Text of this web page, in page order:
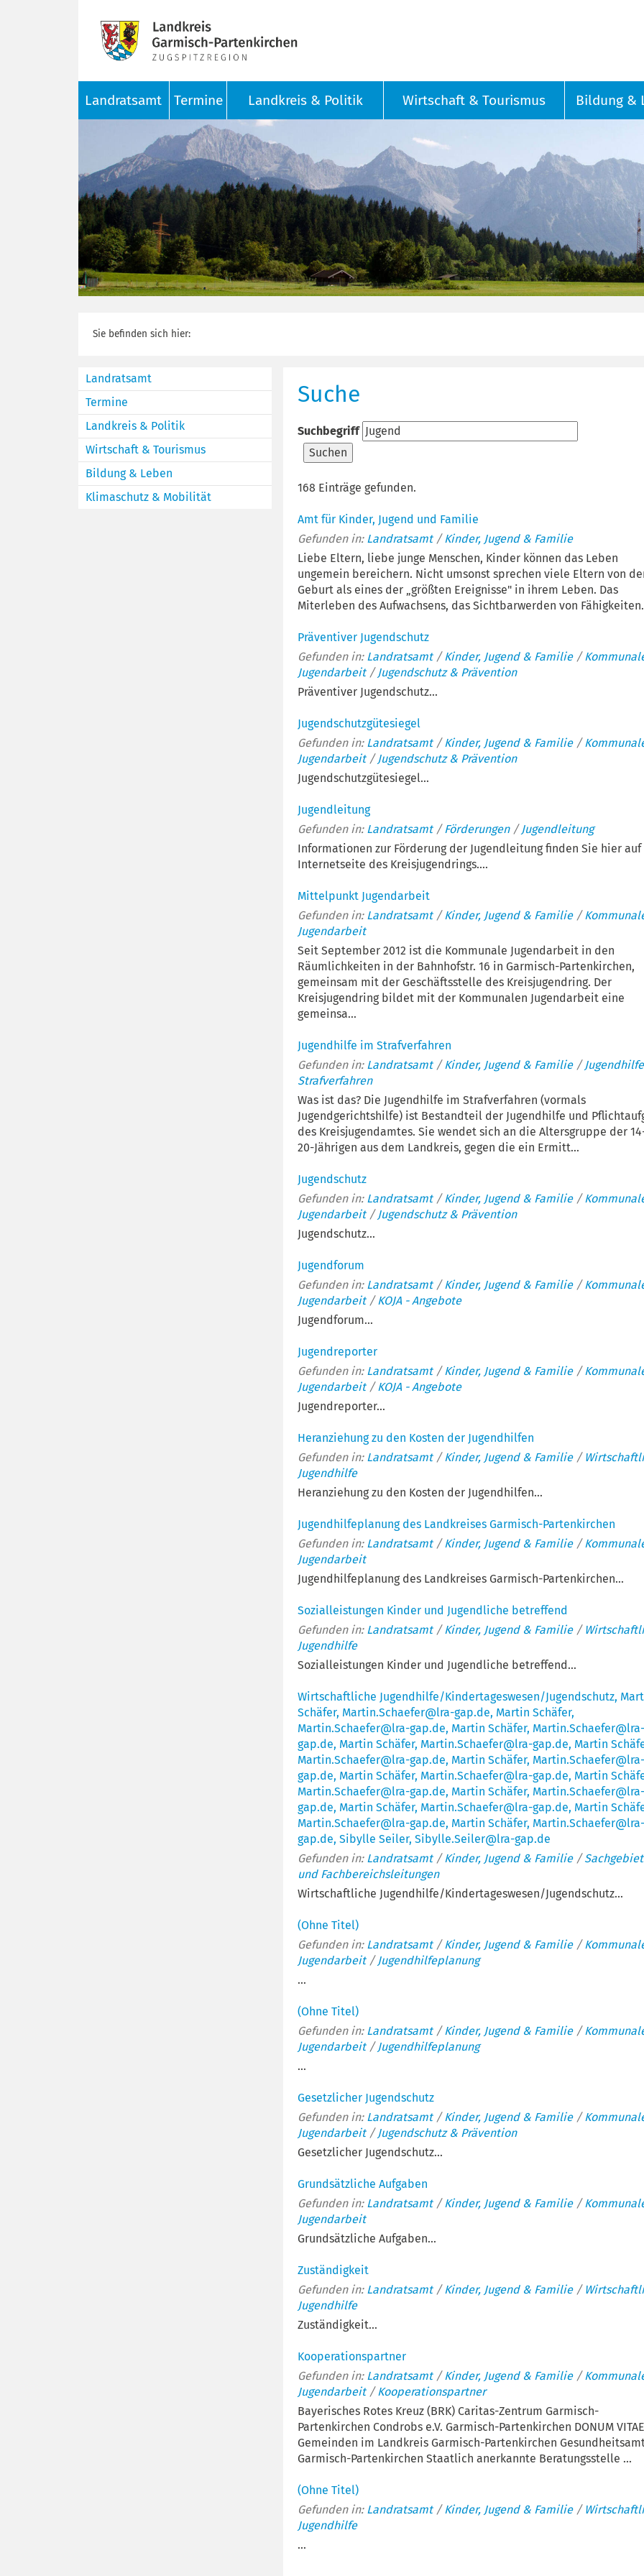
Landratsamt Termine Landkreis & Politik Wirtschaft & Tourismus Bildung &
Sie befinden sich hier:
Landratsamt
Termine
Landkreis & Politik
Wirtschaft & Tourismus
Bildung & Leben
Klimaschutz & Mobilität
Suche
Suchbegriff
Suchen
168 Einträge gefunden.
Amt für Kinder, Jugend und Familie
Gefunden in: Landratsamt/ Kinder, Jugend & Familie
Liebe Eltern, liebe junge Menschen, Kinder können das Leben
ungemein bereichern. Nicht umsonst sprechen viele Eltern von
Geburt als eines der „größten Ereignisse" in ihrem Leben. Das
Miterleben des Aufwachsens, das Sichtbarwerden von
Präventiver Jugendschutz
Gefunden in: Landratsamt/ Kinder, Jugend & Familie/
Jugendarbeit/ Jugendschutz & Prävention
Präventiver Jugendschutz...
Jugendschutzgütesiegel
Gefunden in: Landratsamt/ Kinder, Jugend & Familie/
Jugendarbeit/ Jugendschutz & Prävention
Jugendschutzgütesiegel...
Jugendleitung
Gefunden in: Landratsamt/ Förderungen/ Jugendleitung
Informationen zur Förderung der Jugendleitung finden Sie hier
Internetseite des Kreisjugendrings....
Mittelpunkt Jugendarbeit
Gefunden in: Landratsamt/ Kinder, Jugend & Familie/
Jugendarbeit
Seit September 2012 ist die Kommunale Jugendarbeit in den
Räumlichkeiten in der Bahnhofstr. 16 in Garmisch-Partenkirchen,
gemeinsam mit der Geschäftsstelle des Kreisjugendring. Der
Kreisjugendring bildet mit der Kommunalen Jugendarbeit eine
gemeinsa...
Jugendhilfe im Strafverfahren
Gefunden in: Landratsamt/ Kinder, Jugend & Familie/
Strafverfahren
Was ist das? Die Jugendhilfe im Strafverfahren (vormals
Jugendgerichtshilfe) ist Bestandteil der Jugendhilfe und
des Kreisjugendamtes. Sie wendet sich an die Altersgruppe der
20-Jährigen aus dem Landkreis, gegen die ein Ermitt...
Jugendschutz
Gefunden in: Landratsamt/ Kinder, Jugend & Familie/
Jugendarbeit/ Jugendschutz & Prävention
Jugendschutz...
Jugendforum
Gefunden in: Landratsamt/ Kinder, Jugend & Familie/
Jugendarbeit/ KOJA - Angebote
Jugendforum...
Jugendreporter
Gefunden in: Landratsamt/ Kinder, Jugend & Familie/
Jugendarbeit/ KOJA - Angebote
Jugendreporter...
Heranziehung zu den Kosten der Jugendhilfen
Gefunden in: Landratsamt/ Kinder, Jugend & Familie/
Jugendhilfe
Heranziehung zu den Kosten der Jugendhilfen...
Jugendhilfeplanung des Landkreises Garmisch-Partenkirchen
Gefunden in: Landratsamt/ Kinder, Jugend & Familie/
Jugendarbeit
Jugendhilfeplanung des Landkreises Garmisch-Partenkirchen...
Sozialleistungen Kinder und Jugendliche betreffend
Gefunden in: Landratsamt/ Kinder, Jugend & Familie/
Jugendhilfe
Sozialleistungen Kinder und Jugendliche betreffend...
Wirtschaftliche Jugendhilfe/Kindertageswesen/Jugendschutz,
Schäfer, Martin.Schaefer@lra-gap.de, Martin Schäfer,
Martin.Schaefer@lra-gap.de, Martin Schäfer, Martin.Schaefer@lra-
gap.de, Martin Schäfer, Martin.Schaefer@lra-gap.de, Martin
Martin.Schaefer@lra-gap.de, Martin Schäfer, Martin.Schaefer@lra-
gap.de, Martin Schäfer, Martin.Schaefer@lra-gap.de, Martin
Martin.Schaefer@lra-gap.de, Martin Schäfer, Martin.Schaefer@lra-
gap.de, Martin Schäfer, Martin.Schaefer@lra-gap.de, Martin
Martin.Schaefer@lra-gap.de, Martin Schäfer, Martin.Schaefer@lra-
gap.de, Sibylle Seiler, Sibylle.Seiler@lra-gap.de
Gefunden in: Landratsamt/ Kinder, Jugend & Familie/
und Fachbereichsleitungen
Wirtschaftliche Jugendhilfe/Kindertageswesen/Jugendschutz...
(Ohne Titel)
Gefunden in: Landratsamt/ Kinder, Jugend & Familie/
Jugendarbeit/ Jugendhilfeplanung
...
(Ohne Titel)
Gefunden in: Landratsamt/ Kinder, Jugend & Familie/
Jugendarbeit/ Jugendhilfeplanung
...
Gesetzlicher Jugendschutz
Gefunden in: Landratsamt/ Kinder, Jugend & Familie/
Jugendarbeit/ Jugendschutz & Prävention
Gesetzlicher Jugendschutz...
Grundsätzliche Aufgaben
Gefunden in: Landratsamt/ Kinder, Jugend & Familie/
Jugendarbeit
Grundsätzliche Aufgaben...
Zuständigkeit
Gefunden in: Landratsamt/ Kinder, Jugend & Familie/
Jugendhilfe
Zuständigkeit...
Kooperationspartner
Gefunden in: Landratsamt/ Kinder, Jugend & Familie/
Jugendarbeit/ Kooperationspartner
Bayerisches Rotes Kreuz (BRK) Caritas-Zentrum Garmisch-
Partenkirchen Condrobs e.V. Garmisch-Partenkirchen DONUM
Gemeinden im Landkreis Garmisch-Partenkirchen
Garmisch-Partenkirchen Staatlich anerkannte Beratungsstelle ...
(Ohne Titel)
Gefunden in: Landratsamt/ Kinder, Jugend & Familie/
Jugendhilfe
...